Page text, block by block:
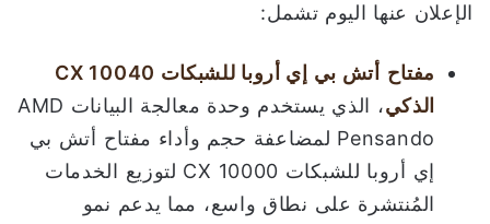
الإعلان عنها اليوم تشمل:
مفتاح أتش بي إي أروبا للشبكات
الذكي
، الذي يستخدم وحدة معالجة البيانات AMD
Pensando لمضاعفة حجم وأداء مفتاح أتش بي
إي أروبا للشبكات CX 10000 لتوزيع الخدمات
المُنتشرة على نطاق واسع، مما يدعم نمو